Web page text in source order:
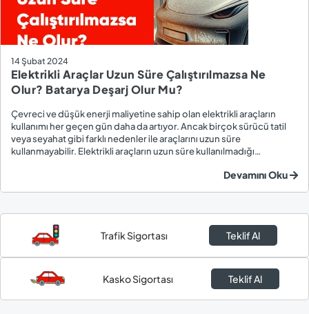
14 Şubat 2024
Elektrikli Araçlar Uzun Süre Çalıştırılmazsa Ne
Olur? Batarya Deşarj Olur Mu?
Çevreci ve düşük enerji maliyetine sahip olan elektrikli araçların
kullanımı her geçen gün daha da artıyor. Ancak birçok sürücü tatil
veya seyahat gibi farklı nedenler ile araçlarını uzun süre
kullanmayabilir. Elektrikli araçların uzun süre kullanılmadığı
Devamını Oku
Trafik Sigortası Teklif Al
Kasko Sigortası Teklif Al